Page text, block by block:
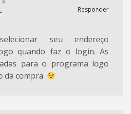
Responder
seu endereço
quando faz o login. As
para o programa logo
da compra.